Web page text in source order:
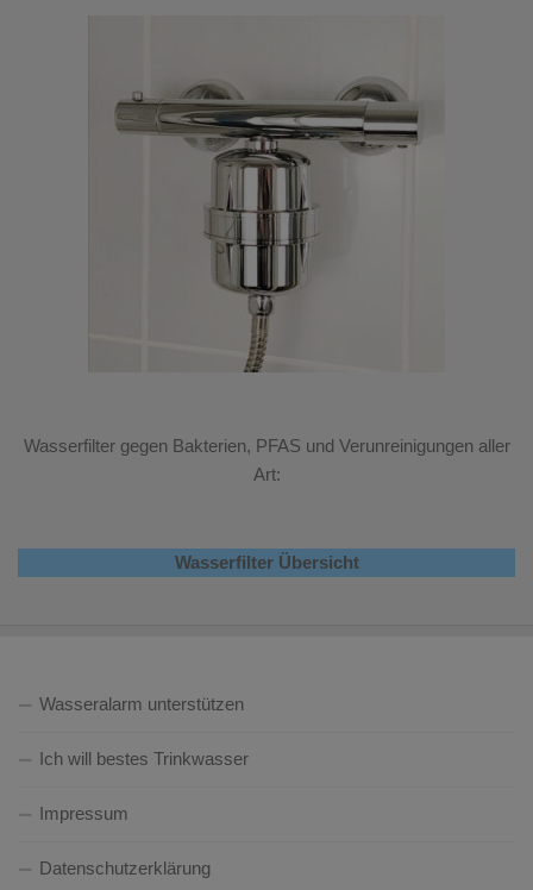
Wasserfilter gegen Bakterien, PFAS und Verunreinigungen aller
Art:
Wasserfilter Übersicht
Wasseralarm unterstützen
Ich will bestes Trinkwasser
Impressum
Datenschutzerklärung